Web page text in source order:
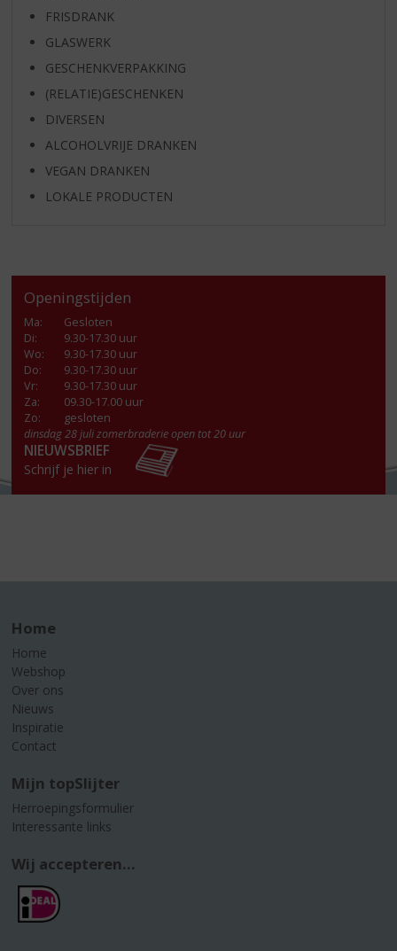
FRISDRANK
GLASWERK
GESCHENKVERPAKKING
(RELATIE)GESCHENKEN
DIVERSEN
ALCOHOLVRIJE DRANKEN
VEGAN DRANKEN
LOKALE PRODUCTEN
Openingstijden
Ma:
Gesloten
Di:
9.30-17.30 uur
Wo:
9.30-17.30 uur
Do:
9.30-17.30 uur
Vr:
9.30-17.30 uur
Za:
09.30-17.00 uur
Zo:
gesloten
dinsdag 28 juli zomerbraderie open tot 20 uur
NIEUWSBRIEF
Schrijf je hier in
Home
Home
Webshop
Over ons
Nieuws
Inspiratie
Contact
Mijn topSlijter
Herroepingsformulier
Interessante links
Wij accepteren...